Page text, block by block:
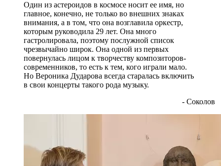
Один из астероидов в космосе носит ее имя, но
главное, конечно, не только во внешних знаках
внимания, а в том, что она возглавила оркестр,
которым руководила 29 лет. Она много
гастролировала, поэтому послужной список
чрезвычайно широк. Она одной из первых
повернулась лицом к творчеству композиторов-
современников, то есть к тем, кого играли мало.
Но Вероника Дударова всегда старалась включить
в свои концерты такого рода музыку.
- Соколов